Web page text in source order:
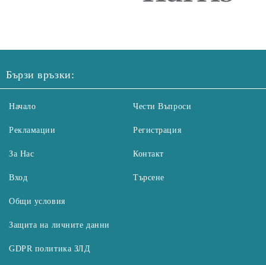
Бързи връзки:
Начало
Рекламации
За Нас
Вход
Чести Въпроси
Регистрация
Контакт
Търсене
Общи условия
Защита на личните данни
GDPR политика ЗЛД